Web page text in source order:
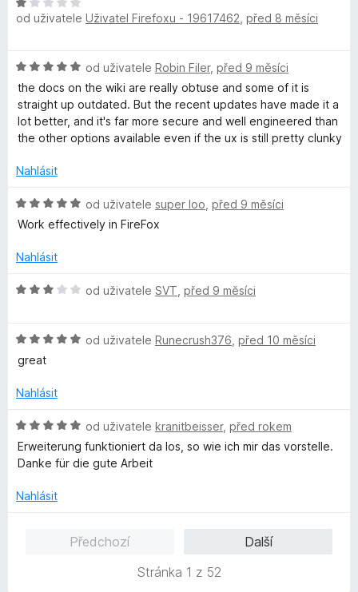
5
z
n
í
z
5
o
c
:
5
z
5
H
o
o
c
e
n
1
5
od uživatele Uživatel Firefoxu - 19617462 před 8 měsíci
H
o
d
n
o
e
í
:
z
od uživatele Robin Filer, před 9 měsíci
the docs on the wiki are really obtuse and some of it is
straight up outdated. But the recent updates have made it a
lot better, and it's far more secure and well engineered than
the other options available even if the ux is still pretty clunky
Nahlásit
H
o
n
c
í
5
z
od uživatele super loo před 9 měsíci
Work effectively in FireFox
Nahlásit
H
n
o
e
í
:
3
5
od uživatele SVT před 9 měsíci
H
o
n
c
e
n
:
od uživatele Runecrush376 před 10 měsíci
great
Nahlásit
H
o
d
o
od uživatele kranitbeisser, před rokem
Erweiterung funktioniert da los, so wie ich mir das vorstelle.
Danke für die gute Arbeit
Nahlásit
Předchozí
Další
Stránka 1 z 52